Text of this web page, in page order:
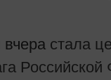
стала